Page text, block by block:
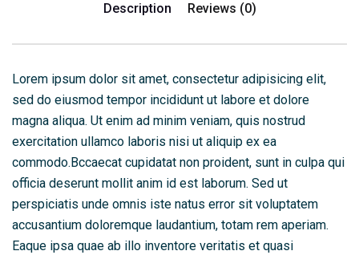
Description Reviews (0)
Lorem ipsum dolor sit amet, consectetur adipisicing elit,
sed do eiusmod tempor incididunt ut labore et dolore
magna aliqua. Ut enim ad minim veniam, quis nostrud
exercitation ullamco laboris nisi ut aliquip ex ea
commodo.Bccaecat cupidatat non proident, sunt in culpa qui
officia deserunt mollit anim id est laborum. Sed ut
perspiciatis unde omnis iste natus error sit voluptatem
accusantium doloremque laudantium, totam rem aperiam.
Eaque ipsa quae ab illo inventore veritatis et quasi